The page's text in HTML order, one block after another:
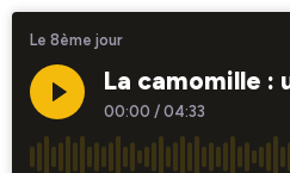
Le 8ème jour
La camomille :
00:00 / 04:33